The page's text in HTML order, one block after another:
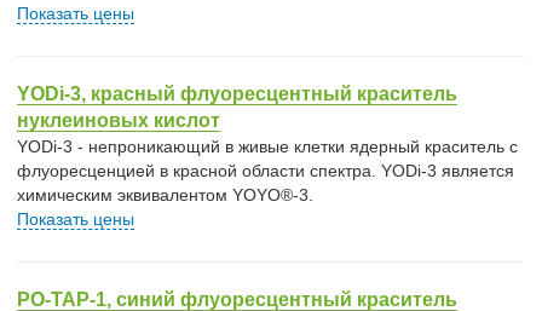
Показать цены
YODi-3, красный флуоресцентный краситель
нуклеиновых кислот
YODi-3 - непроникающий в живые клетки ядерный краситель с
флуоресценцией в красной области спектра. YODi-3 является
химическим эквивалентом YOYO®-3.
Показать цены
PO-TAP-1, синий флуоресцентный краситель